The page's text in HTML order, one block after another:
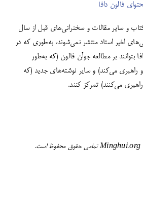
فالون دافا
و سایر مقالات و سخنرانی‌های قبل از سال
اخیر استاد منتشر نمی‌شوند، به‌طوری که در
بتوانند بر مطالعه جوآن فالون (که به‌طور
و راهبری می‌کند) و سایر نوشته‌های جدید (که
می‌کنند) تمرکز کنند.